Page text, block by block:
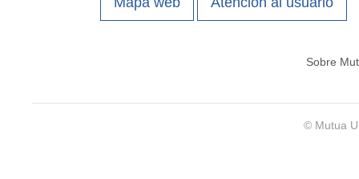
Sobre
© Mutua